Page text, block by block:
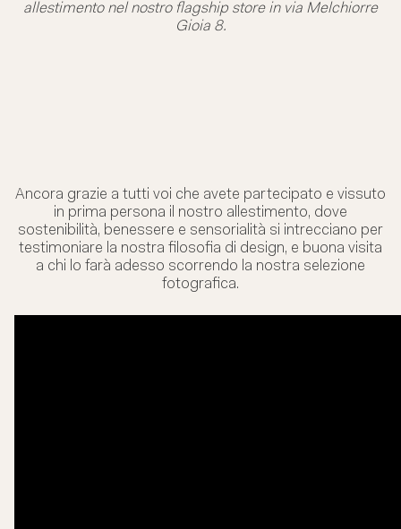
allestimento nel nostro flagship store in via Melchiorre
Gioia 8.
Ancora grazie a tutti voi che avete partecipato e vissuto
in prima persona il nostro allestimento, dove
sostenibilità, benessere e sensorialità si intrecciano per
testimoniare la nostra filosofia di design, e buona visita
a chi lo farà adesso scorrendo la nostra selezione
fotografica.